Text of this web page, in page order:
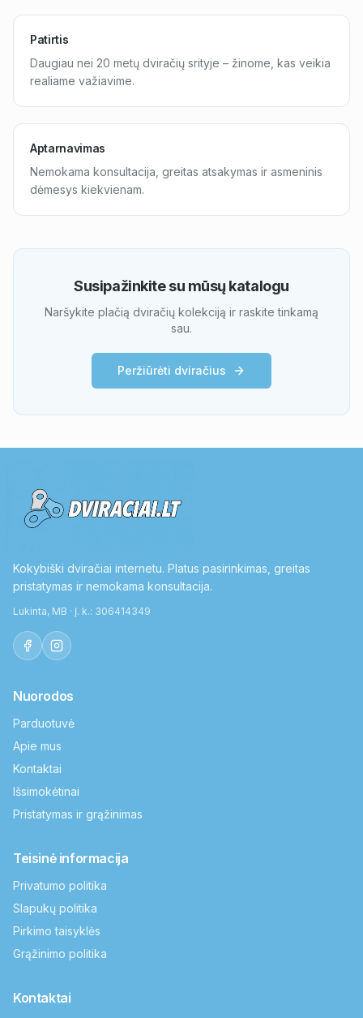
Patirtis
Daugiau nei 20 metų dviračių srityje – žinome, kas veikia
realiame važiavime.
Aptarnavimas
Nemokama konsultacija, greitas atsakymas ir asmeninis
dėmesys kiekvienam.
Susipažinkite su mūsų katalogu
Naršykite plačią dviračių kolekciją ir raskite tinkamą
sau.
Peržiūrėti dviračius
Kokybiški dviračiai internetu. Platus pasirinkimas, greitas
pristatymas ir nemokama konsultacija.
Lukinta, MB · Į. k.: 306414349
Nuorodos
Parduotuvė
Apie mus
Kontaktai
Išsimokėtinai
Pristatymas ir grąžinimas
Teisinė informacija
Privatumo politika
Slapukų politika
Pirkimo taisyklės
Grąžinimo politika
Kontaktai